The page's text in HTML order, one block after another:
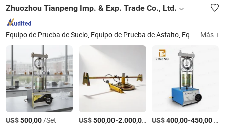
Zhuozhou Tianpeng Imp. & Exp. Trade Co., Ltd.
Más +
US$500,00/Set US$500,00-2.000,00 /Pieza
US$400,00-450,00